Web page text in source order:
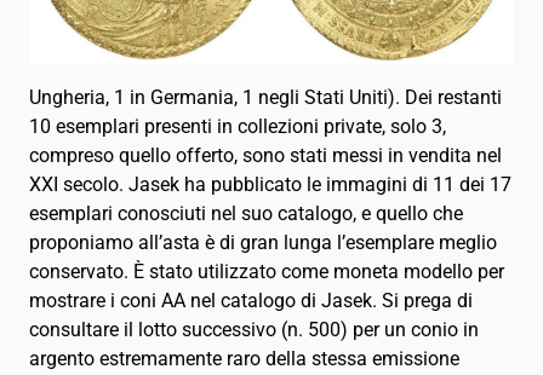
Ungheria, 1 in Germania, 1 negli Stati Uniti). Dei restanti
10 esemplari presenti in collezioni private, solo 3,
compreso quello offerto, sono stati messi in vendita nel
XXI secolo. Jasek ha pubblicato le immagini di 11 dei 17
esemplari conosciuti nel suo catalogo, e quello che
proponiamo all’asta è di gran lunga l’esemplare meglio
conservato. È stato utilizzato come moneta modello per
mostrare i coni AA nel catalogo di Jasek. Si prega di
consultare il lotto successivo (n. 500) per un conio in
argento estremamente raro della stessa emissione